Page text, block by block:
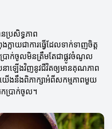
ប្រសិទ្ធភាព
លាយជាការធ្វើដែលទាក់ទាញចិត្ត
ប្រាក់ចូលមិនត្រឹមតែជាផ្លូវចំណូល
បនាឡើងវិញនូវជីវិតឲ្យមានគុណភាព
យើងនឹងពិភាក្សាអំពីសកម្មភាពមួយ
កប្រាក់ចូល។